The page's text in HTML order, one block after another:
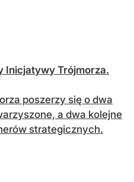
Inicjatywy Trójmorza.
poszerzy się o dwa
a dwa kolejne
strategicznych.